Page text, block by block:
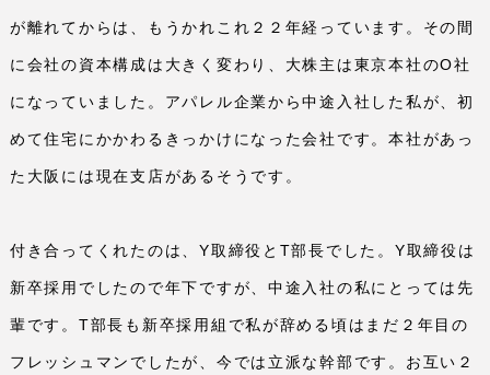
が離れてからは、もうかれこれ２２年経っています。その間
に会社の資本構成は大きく変わり、大株主は東京本社のO社
になっていました。アパレル企業から中途入社した私が、初
めて住宅にかかわるきっかけになった会社です。本社があっ
た大阪には現在支店があるそうです。
付き合ってくれたのは、Y取締役と T部長でした。 Y取締役は
新卒採用でしたので年下ですが、中途入社の私にとっては先
輩です。 T部長も新卒採用組で私が辞める頃はまだ２年目の
フレッシュマンでしたが、今では立派な幹部です。お互い２